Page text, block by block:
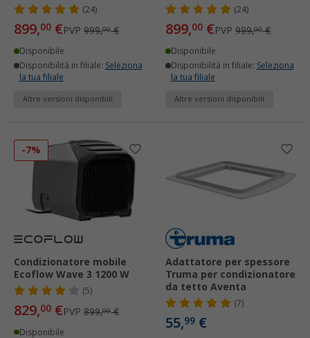
(24)
899,00 €PVP 999,00€
Disponibile
Disponibilità in filiale: Seleziona
la tua filiale
Altre versioni disponibili
(24)
899,00 €PVP 999,00€
Disponibile
Disponibilità in filiale: Seleziona
la tua filiale
Altre versioni disponibili
-7%
Condizionatore mobile
Ecoflow Wave 3 1200 W
(5)
829,00 €PVP 899,00€
Disponibile
Adattatore per spessore
Truma per condizionatore
da tetto Aventa
(7)
55,99 €